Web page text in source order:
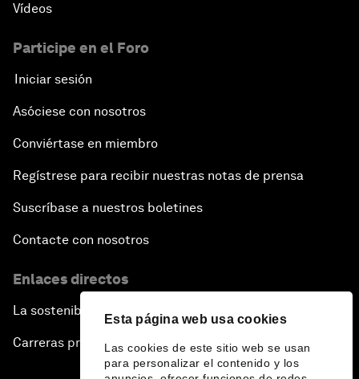
Esta página web usa cookies
Las cookies de este sitio web se usan
para personalizar el contenido y los
Vídeos
Participe en el Foro
Iniciar sesión
Asóciese con nosotros
Conviértase en miembro
Regístrese para recibir nuestras notas de prensa
Suscríbase a nuestros boletines
Contacte con nosotros
Enlaces directos
La sostenibilidad en el Foro
Carreras profesionales